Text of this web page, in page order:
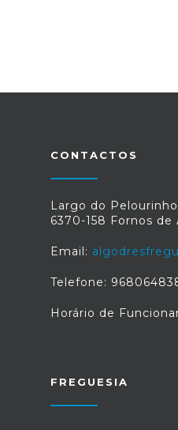
CONTACTOS
Largo do Pelourinho
6370-158 Fornos de
Email:
Telefone:
Horário de
FREGUESIA